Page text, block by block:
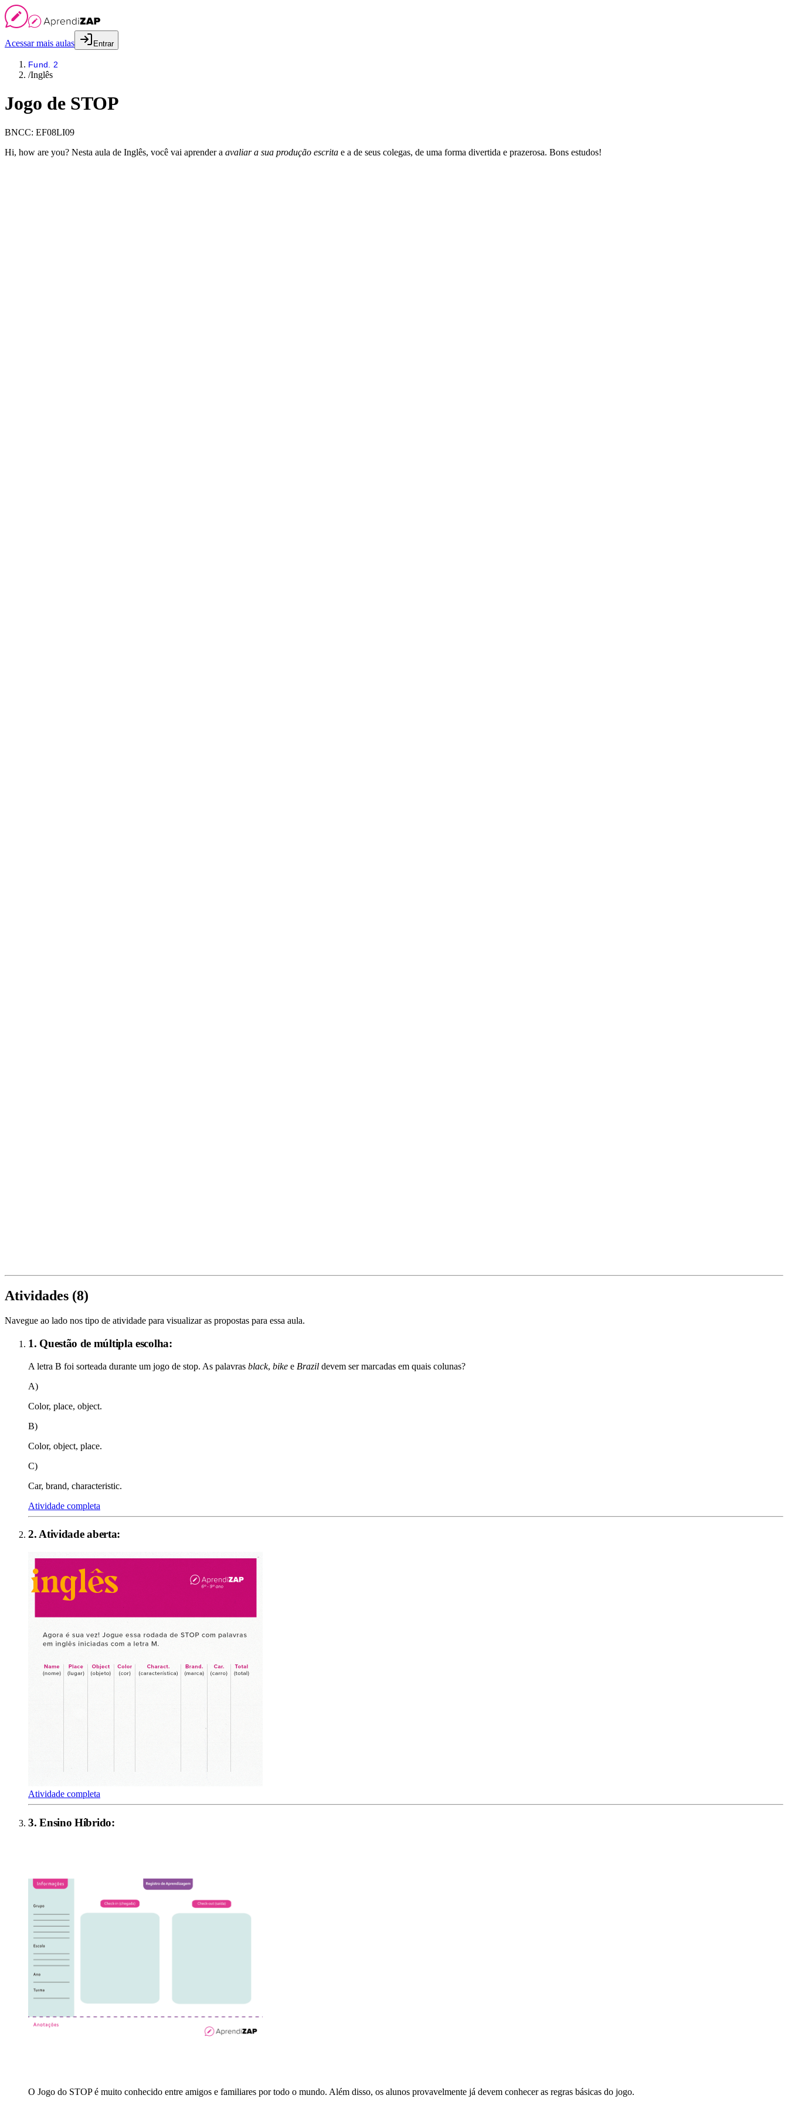
Acessar mais aulas Entrar
Fund. 2
/Inglês
Jogo de STOP
BNCC: EF08LI09
Hi, how are you? Nesta aula de Inglês, você vai aprender a avaliar a sua produção escrita e a de seus colegas, de uma forma divertida e prazerosa. Bons estudos!
Atividades (8)
Navegue ao lado nos tipo de atividade para visualizar as propostas para essa aula.
1. Questão de múltipla escolha:
A letra B foi sorteada durante um jogo de stop. As palavras black, bike e Brazil devem ser marcadas em quais colunas?
A)
Color, place, object.
B)
Color, object, place.
C)
Car, brand, characteristic.
Atividade completa
2. Atividade aberta:
Atividade completa
3.Ensino Híbrido:
O Jogo do STOP é muito conhecido entre amigos e familiares por todo o mundo. Além disso, os alunos provavelmente já devem conhecer as regras básicas do jogo.